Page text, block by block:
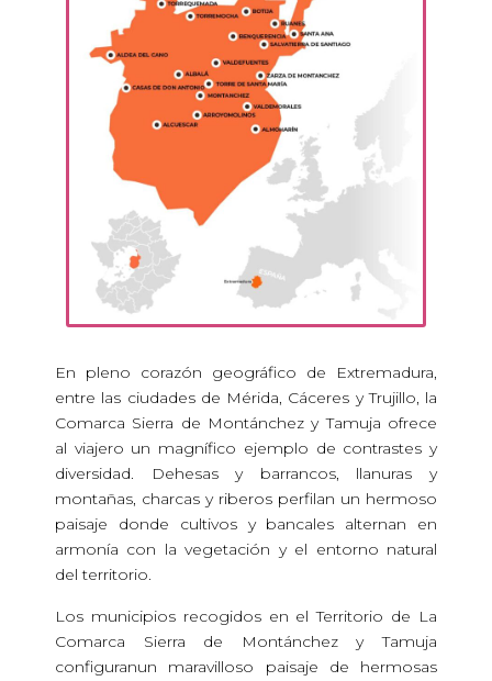
En pleno corazón geográfico de Extremadura,
entre las ciudades de Mérida, Cáceres y Trujillo, la
Comarca Sierra de Montánchez y Tamuja ofrece
al viajero un magnífico ejemplo de contrastes y
diversidad. Dehesas y barrancos, llanuras y
montañas, charcas y riberos perfilan un hermoso
paisaje donde cultivos y bancales alternan en
armonía con la vegetación y el entorno natural
del territorio.
Los municipios recogidos en el Territorio de La
Comarca Sierra de Montánchez y Tamuja
configuranun maravilloso paisaje de hermosas